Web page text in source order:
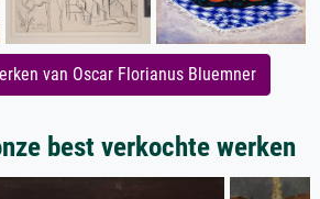
van Oscar Florianus Bluemner
best verkochte werken